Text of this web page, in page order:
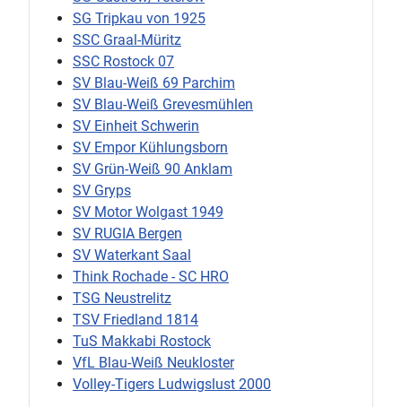
SG Tripkau von 1925
SSC Graal-Müritz
SSC Rostock 07
SV Blau-Weiß 69 Parchim
SV Blau-Weiß Grevesmühlen
SV Einheit Schwerin
SV Empor Kühlungsborn
SV Grün-Weiß 90 Anklam
SV Gryps
SV Motor Wolgast 1949
SV RUGIA Bergen
SV Waterkant Saal
Think Rochade - SC HRO
TSG Neustrelitz
TSV Friedland 1814
TuS Makkabi Rostock
VfL Blau-Weiß Neukloster
Volley-Tigers Ludwigslust 2000